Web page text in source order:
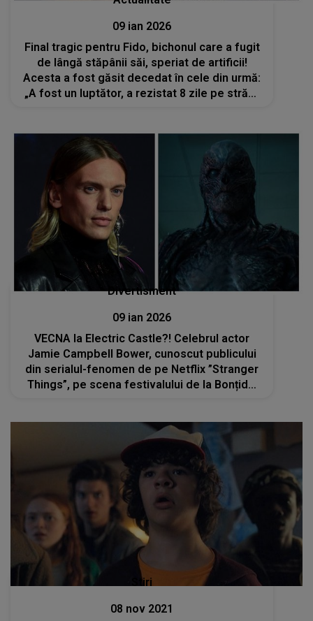
09 ian 2026
Final tragic pentru Fido, bichonul care a fugit
de lângă stăpânii săi, speriat de artificii!
Acesta a fost găsit decedat în cele din urmă:
„A fost un luptător, a rezistat 8 zile pe străzi,
Divertisment
09 ian 2026
VECNA la Electric Castle?! Celebrul actor
Jamie Campbell Bower, cunoscut publicului
din serialul-fenomen de pe Netflix ”Stranger
Things”, pe scena festivalului de la Bonțida:
Stiri
08 nov 2021